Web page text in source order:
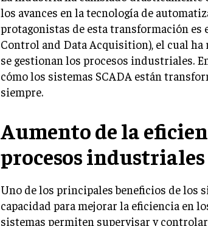
los avances en la tecnología de
protagonistas de esta transformación es
Control and Data Acquisition), el cual
se gestionan los procesos industriales.
cómo los sistemas SCADA están
siempre.
Aumento de la
procesos industriales
Uno de los principales beneficios de los
capacidad para mejorar la eficiencia en
sistemas permiten supervisar y